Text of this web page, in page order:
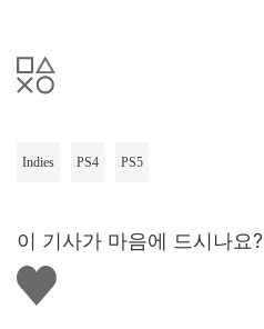
Indies PS4 PS5
이 기사가 마음에 드시나요?
좋
아